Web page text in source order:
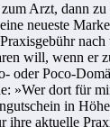
Arzt, dann zu
neueste
will, wenn er
oder Poco-
»Wer dort für
in
ihre aktuelle